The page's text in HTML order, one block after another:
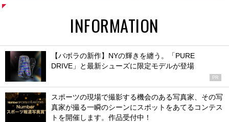
INFORMATION
【バボラの新作】NYの輝きを纏う。「PURE
DRIVE」と最新シューズに限定モデルが登場
PR
スポーツの現場で撮影する機会のある写真家、その写
真家が撮る一瞬のシーンにスポットをあてるコンテス
トを開催します。作品受付中！